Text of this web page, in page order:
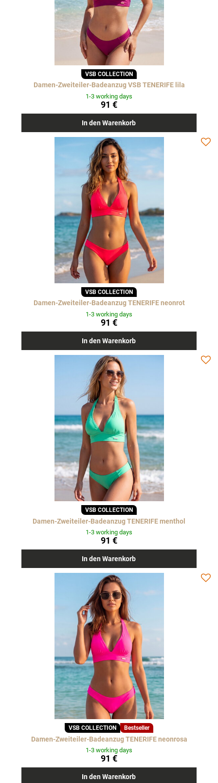
VSB COLLECTION
Damen-Zweiteiler-Badeanzug VSB TENERIFE lila
1-3 working days
91 €
In den Warenkorb
VSB COLLECTION
Damen-Zweiteiler-Badeanzug TENERIFE neonrot
1-3 working days
91 €
In den Warenkorb
VSB COLLECTION
Damen-Zweiteiler-Badeanzug TENERIFE menthol
1-3 working days
91 €
In den Warenkorb
VSB COLLECTION Bestseller
Damen-Zweiteiler-Badeanzug TENERIFE neonrosa
1-3 working days
91 €
In den Warenkorb